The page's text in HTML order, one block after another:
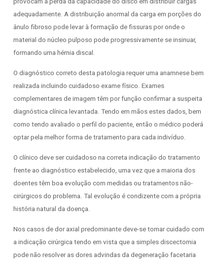
adequadamente. A distribuição anormal da carga em porções do
ânulo fibroso pode levar à formação de fissuras por onde o
material do núcleo pulposo pode progressivamente se insinuar,
formando uma hérnia discal.
O diagnóstico correto desta patologia requer uma anamnese bem
realizada incluindo cuidadoso exame físico. Exames
complementares de imagem têm por função confirmar a suspeita
diagnóstica clínica levantada. Tendo em mãos estes dados, bem
como tendo avaliado o perfil do paciente, então o médico poderá
optar pela melhor forma de tratamento para cada indivíduo.
O clínico deve ser cuidadoso na correta indicação do tratamento
frente ao diagnóstico estabelecido, uma vez que a maioria dos
doentes têm boa evolução com medidas ou tratamentos não-
cirúrgicos do problema. Tal evolução é condizente com a própria
história natural da doença.
Nos casos de dor axial predominante deve-se tomar cuidado com
a indicação cirúrgica tendo em vista que a simples discectomia
pode não resolver as dores advindas da degeneração facetaria